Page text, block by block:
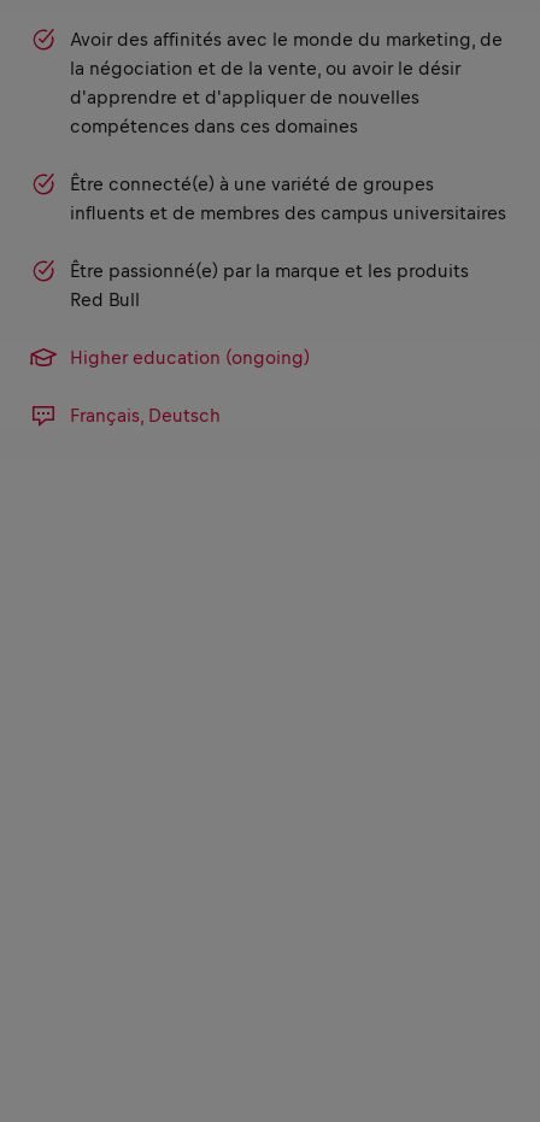
Avoir des affinités avec le monde du marketing, de
la négociation et de la vente, ou avoir le désir
d'apprendre et d'appliquer de nouvelles
compétences dans ces domaines
Être connecté(e) à une variété de groupes
influents et de membres des campus universitaires
Être passionné(e) par la marque et les produits
Red Bull
Higher education (ongoing)
Français, Deutsch